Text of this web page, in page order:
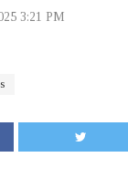
3:21 PM